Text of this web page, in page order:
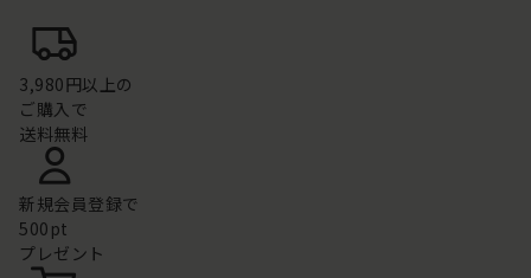
3,980円以上の
ご購入で
送料無料
新規会員登録で
500pt
プレゼント